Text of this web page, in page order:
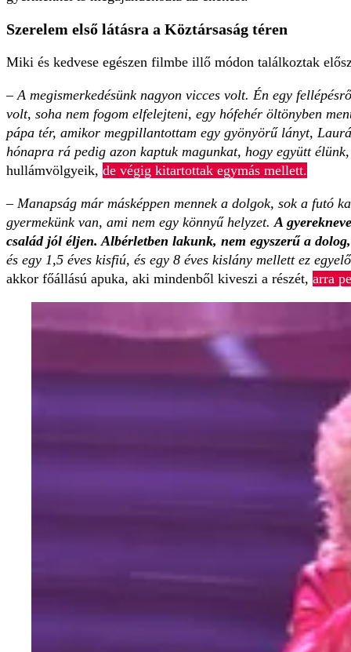
Szerelem első látásra a Köztársaság téren
Miki és kedvese egészen filmbe illő módon találkoztak
– A megismerkedésünk nagyon vicces volt. Én egy
volt, soha nem fogom elfelejteni, egy hófehér öltönyben
pápa tér, amikor megpillantottam egy gyönyörű lányt,
hónapra rá pedig azon kaptuk magunkat, hogy együtt
hullámvölgyeik, de végig kitartottak egymás mellett.
– Manapság már másképpen mennek a dolgok, sok a futó
gyermekünk van, ami nem egy könnyű helyzet.A
család jól éljen. Albérletben lakunk, nem egyszerű a
és egy 1,5 éves kisfiú, és egy 8 éves kislány mellett ez
akkor főállású apuka, aki mindenből kiveszi a részét, arra